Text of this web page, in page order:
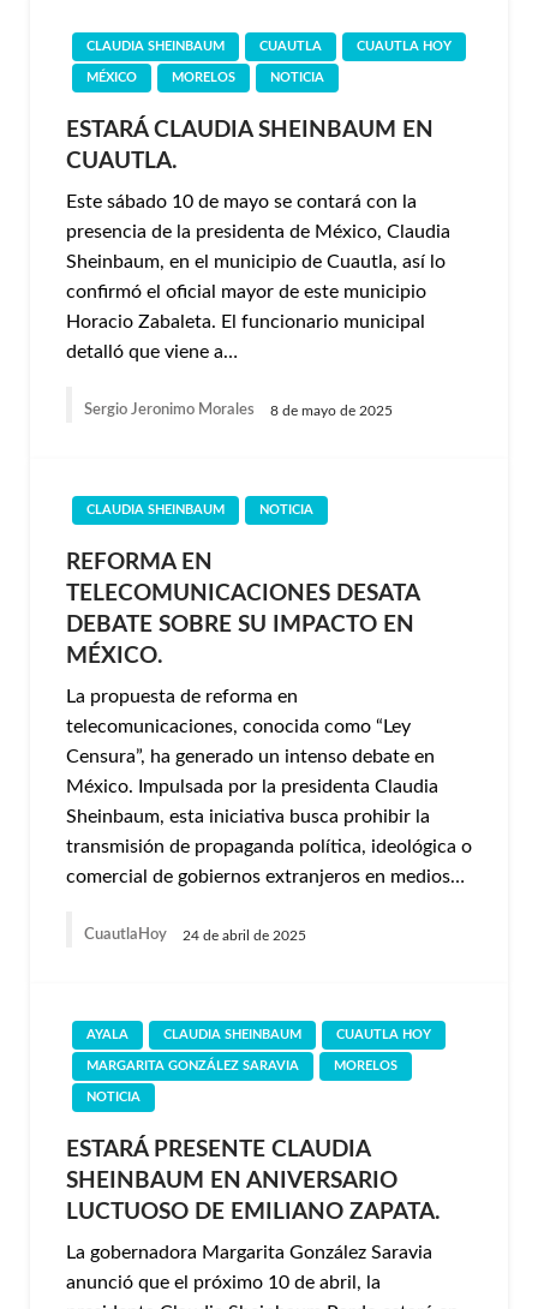
CLAUDIA SHEINBAUM CUAUTLA CUAUTLA HOY
MÉXICO MORELOS NOTICIA
ESTARÁ CLAUDIA SHEINBAUM EN
CUAUTLA.
Este sábado 10 de mayo se contará con la
presencia de la presidenta de México, Claudia
Sheinbaum, en el municipio de Cuautla, así lo
confirmó el oficial mayor de este municipio
Horacio Zabaleta. El funcionario municipal
detalló que viene a…
Sergio Jeronimo Morales 8 de mayo de 2025
CLAUDIA SHEINBAUM NOTICIA
REFORMA EN
TELECOMUNICACIONES DESATA
DEBATE SOBRE SU IMPACTO EN
MÉXICO.
La propuesta de reforma en
telecomunicaciones, conocida como “Ley
Censura”, ha generado un intenso debate en
México. Impulsada por la presidenta Claudia
Sheinbaum, esta iniciativa busca prohibir la
transmisión de propaganda política, ideológica o
comercial de gobiernos extranjeros en medios…
CuautlaHoy 24 de abril de 2025
AYALA CLAUDIA SHEINBAUM CUAUTLA HOY
MARGARITA GONZÁLEZ SARAVIA MORELOS
NOTICIA
ESTARÁ PRESENTE CLAUDIA
SHEINBAUM EN ANIVERSARIO
LUCTUOSO DE EMILIANO ZAPATA.
La gobernadora Margarita González Saravia
anunció que el próximo 10 de abril, la